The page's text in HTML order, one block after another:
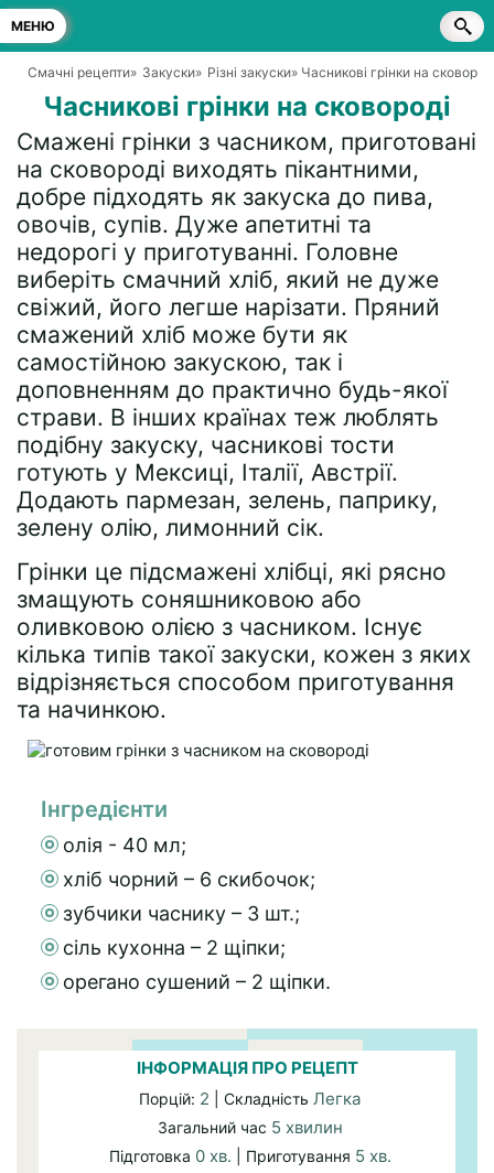
МЕНЮ
Смачні рецепти» Закуски» Різні закуски» Часникові грінки на
Часникові грінки на сковороді
Смажені грінки з часником, приготовані
на сковороді виходять пікантними,
добре підходять як закуска до пива,
овочів, супів. Дуже апетитні та
недорогі у приготуванні. Головне
виберіть смачний хліб, який не дуже
свіжий, його легше нарізати. Пряний
смажений хліб може бути як
самостійною закускою, так і
доповненням до практично будь-якої
страви. В інших країнах теж люблять
подібну закуску, часникові тости
готують у Мексиці, Італії, Австрії.
Додають пармезан, зелень, паприку,
зелену олію, лимонний сік.
Грінки це підсмажені хлібці, які рясно
змащують соняшниковою або
оливковою олією з часником. Існує
кілька типів такої закуски, кожен з яких
відрізняється способом приготування
та начинкою.
Інгредієнти
олія - 40 мл;
хліб чорний – 6 скибочок;
зубчики часнику – 3 шт.;
сіль кухонна – 2 щіпки;
орегано сушений – 2 щіпки.
ІНФОРМАЦІЯ ПРО РЕЦЕПТ
Порцій: 2 | Складність Легка
Загальний час 5 хвилин
Підготовка 0 хв. | Приготування 5 хв.